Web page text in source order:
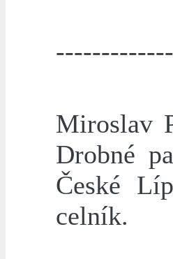
Miroslav
Drobné
České
celník.